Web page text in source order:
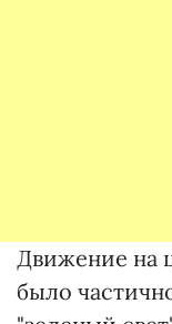
Движение на
было